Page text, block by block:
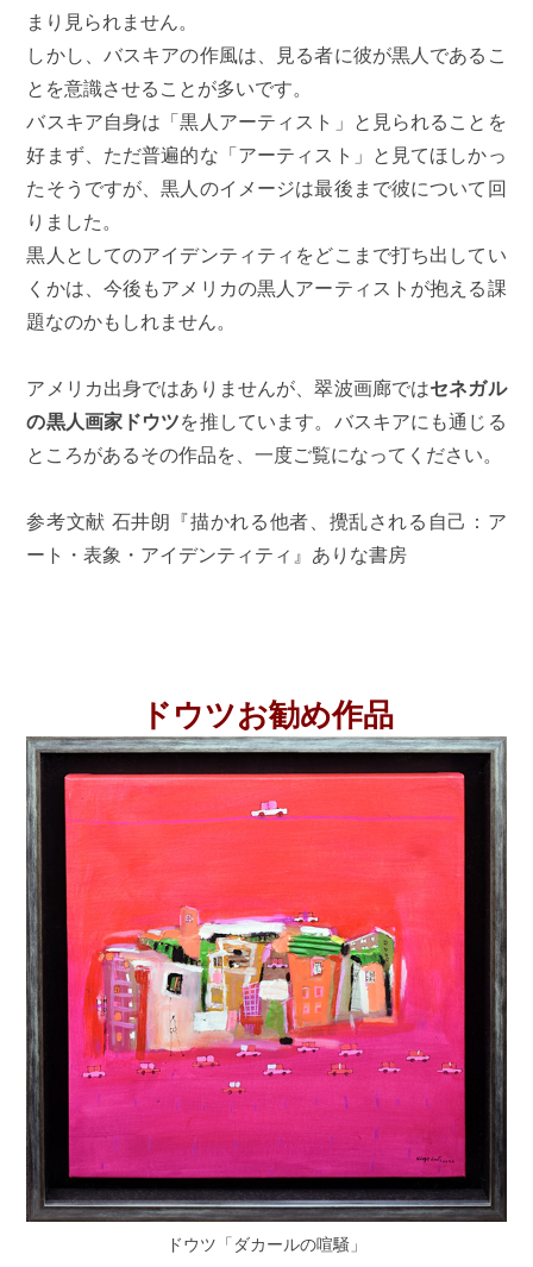
まり見られません。
しかし、バスキアの作風は、見る者に彼が黒人であるこ
とを意識させることが多いです。
バスキア自身は「黒人アーティスト」と見られることを
好まず、ただ普遍的な「アーティスト」と見てほしかっ
たそうですが、黒人のイメージは最後まで彼について回
りました。
黒人としてのアイデンティティをどこまで打ち出してい
くかは、今後もアメリカの黒人アーティストが抱える課
題なのかもしれません。
アメリカ出身ではありませんが、翠波画廊ではセネガル
の黒人画家ドウツを推しています。バスキアにも通じる
ところがあるその作品を、一度ご覧になってください。
参考文献 石井朗『描かれる他者、攪乱される自己：ア
ート・表象・アイデンティティ』ありな書房
ドウツお勧め作品
ドウツ「ダカールの喧騒」